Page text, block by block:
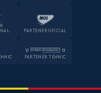
PARTENER OFICIAL
PARTENER TEHNIC